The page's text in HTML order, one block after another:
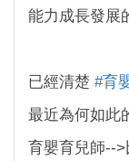
能力成長發展
已經清楚 #育
最近為何如此
育嬰育兒師-->